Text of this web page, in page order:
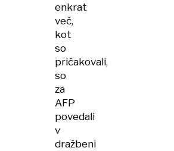
enkrat
več,
kot
so
pričakovali,
so
za
AFP
povedali
v
dražbeni